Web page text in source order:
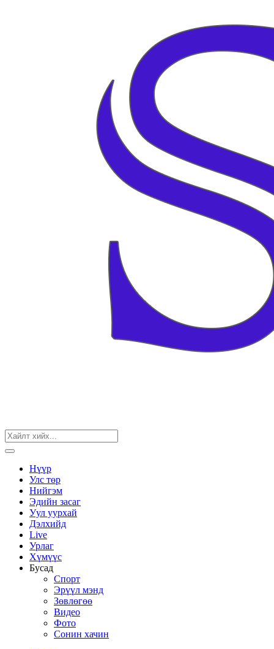
Нүүр
Улс төр
Нийгэм
Эдийн засаг
Уул уурхай
Дэлхийд
Live
Урлаг
Хүмүүс
Бусад
Спорт
Эрүүл мэнд
Зөвлөгөө
Видео
Фото
Сонин хачин